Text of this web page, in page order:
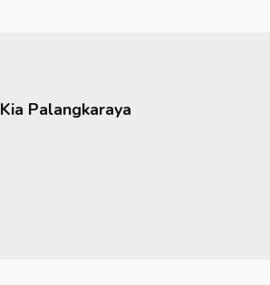
Kia Palangkaraya